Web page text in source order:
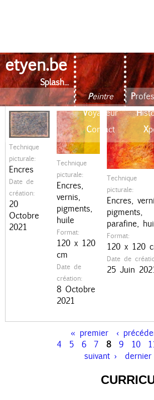
Aller
au
contenu
principal
etyen.be
Splash...
M
e
n
u
p
r
i
n
c
i
p
Peintre
Voyageur
Contact
Quelques témoignages...
20211029
Technique
picturale:
Encres
Date de
création:
20
Octobre
2021
20211008
Technique
picturale:
Encres,
vernis,
pigments,
huile
Format:
120 x 120
cm
Date de
création:
8 Octobre
2021
20210625
Technique
picturale:
Encres,
pigments,
parafine,
Format:
120 x 120
Date de
25 Juin
« premier ‹
4
5 6 7 8 9 10
suivant ›